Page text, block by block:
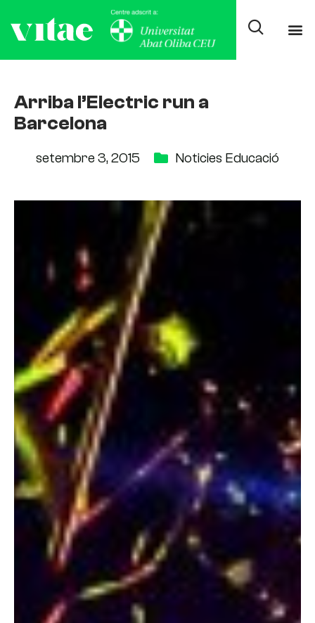
Arriba l’Electric run a
Barcelona
setembre 3, 2015 Noticies Educació